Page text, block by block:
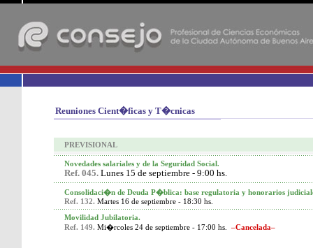
Reuniones Cient�ficas y T�cnicas
PREVISIONAL
Novedades salariales y de la Seguridad Social.
Ref. 045. Lunes 15 de septiembre - 9:00 hs.
Consolidaci�n de Deuda P�blica: base regulatoria y honorarios
Ref. 132. Martes 16 de septiembre - 18:30 hs.
Movilidad Jubilatoria.
Ref. 149. Mi�rcoles 24 de septiembre - 17:00 hs. –Cancelada–